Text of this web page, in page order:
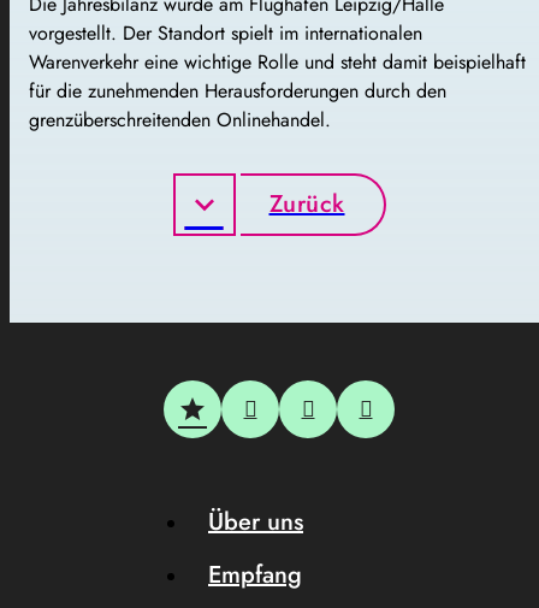
vorgestellt. Der Standort spielt im internationalen
Warenverkehr eine wichtige Rolle und steht damit beispielhaft
für die zunehmenden Herausforderungen durch den
grenzüberschreitenden Onlinehandel.
Zurück
Über uns
Empfang